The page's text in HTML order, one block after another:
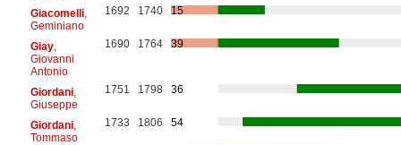
Giacomelli,
Geminiano
1692 1740 15
Giay,
Giovanni
Antonio
1690 1764 39
Giordani,
Giuseppe
1751 1798 36
Giordani,
Tommaso
1733 1806 54